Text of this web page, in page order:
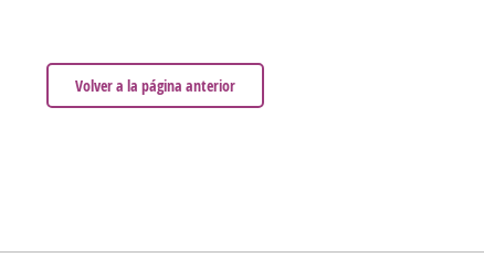
Volver a la página anterior